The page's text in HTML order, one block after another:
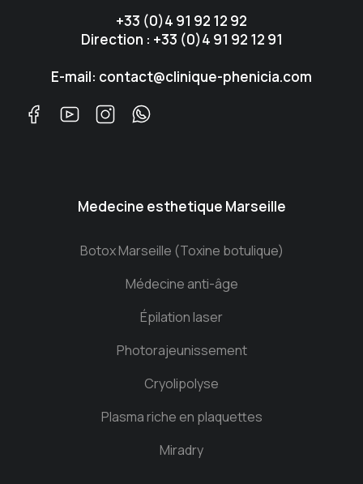
+33 (0)4 91 92 12 92
Direction : +33 (0)4 91 92 12 91
E-mail: contact@clinique-phenicia.com
Medecine esthetique Marseille
Botox Marseille (Toxine botulique)
Médecine anti-âge
Épilation laser
Photorajeunissement
Cryolipolyse
Plasma riche en plaquettes
Miradry